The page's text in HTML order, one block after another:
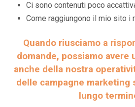
Ci sono contenuti poco
Come raggiungono il mio sito i
Quando riusciamo a
domande, possiamo avere
anche della nostra
delle campagne marketing
lungo